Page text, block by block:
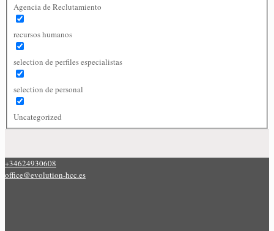
Agencia de Reclutamiento
recursos humanos
selection de perfiles especialistas
selection de personal
Uncategorized
+34624930608
office@evolution-hcc.es